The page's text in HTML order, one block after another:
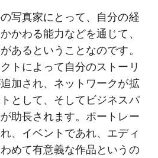
写真家にとって、自分の経
かわる能力などを通じて、
あるということなのです。
トによって自分のストーリ
加され、ネットワークが拡
として、そしてビジネスパ
助長されます。ポートレー
、イベントであれ、エディ
めて有意義な作品というの